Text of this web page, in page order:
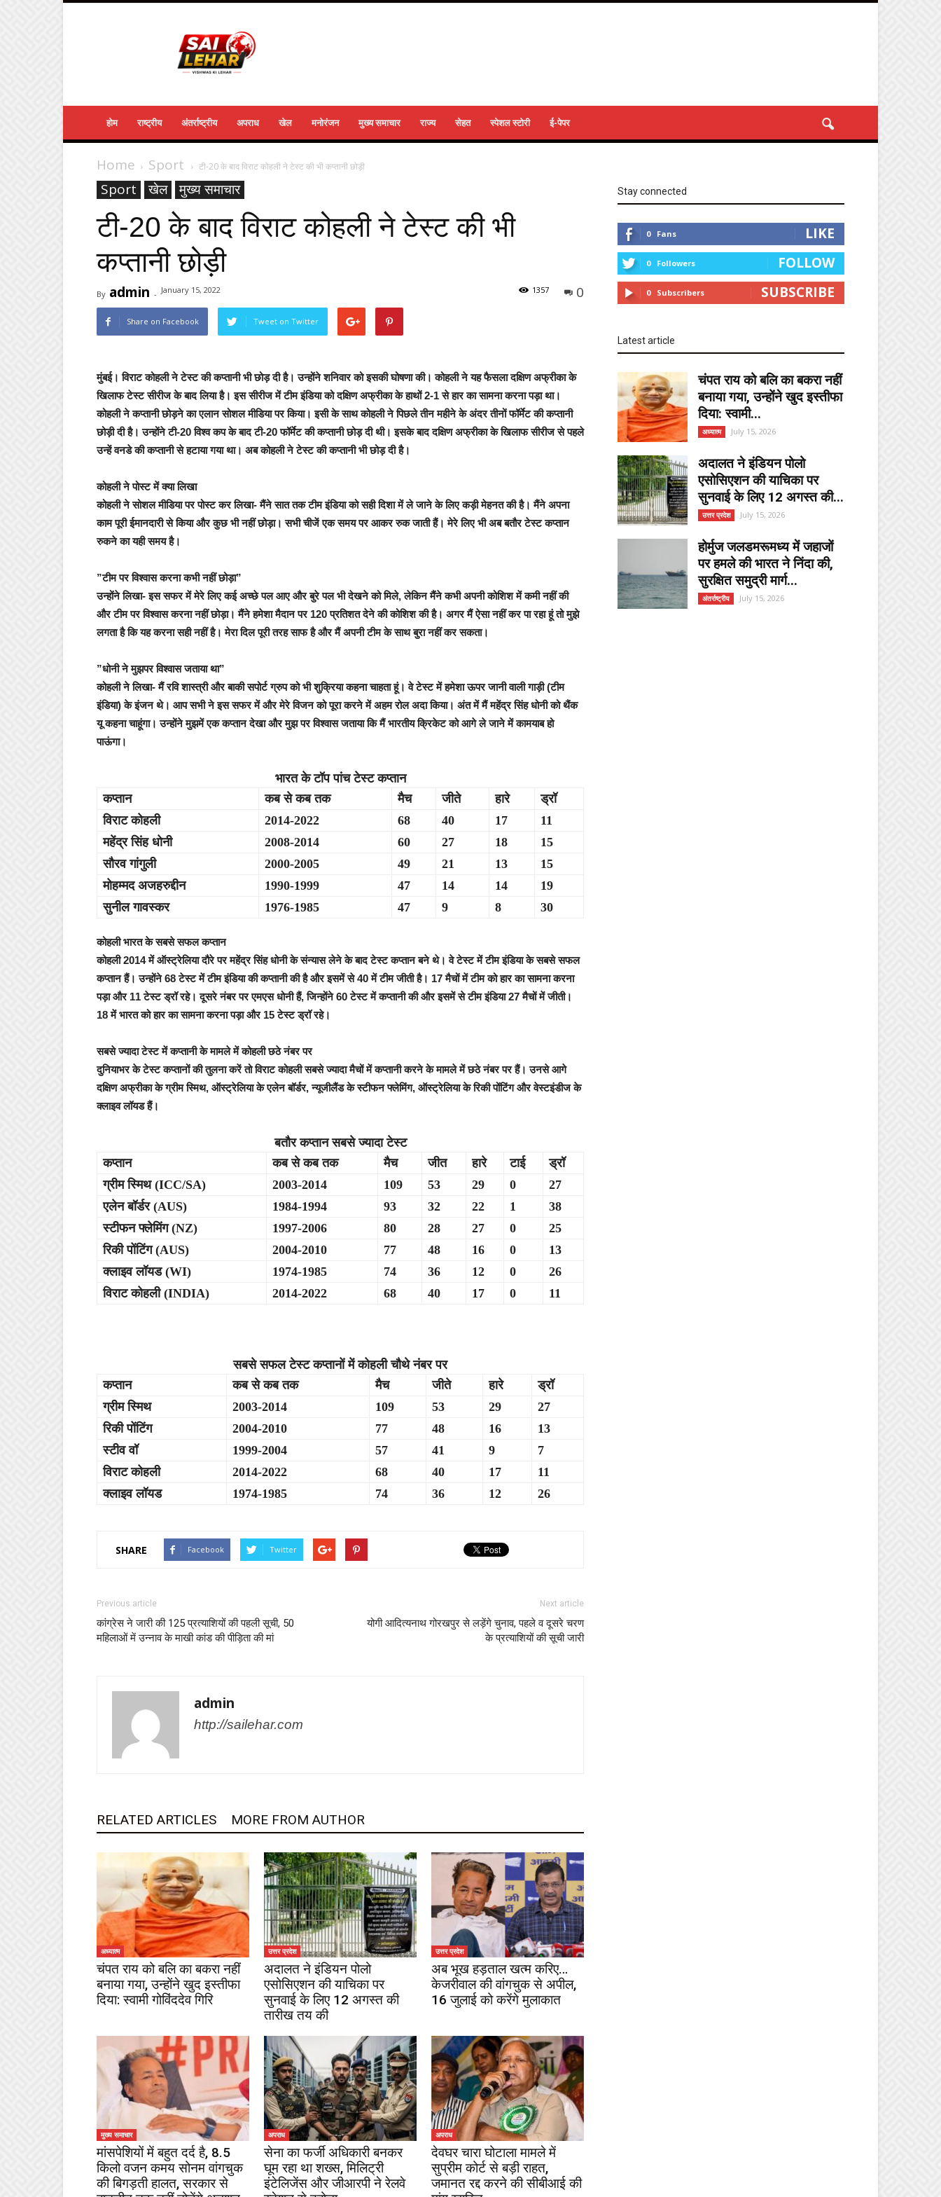
होम राष्ट्रीय अंतर्राष्ट्रीय अपराध खेल मनोरंजन मुख्य समाचार राज्य सेहत स्पेशल स्टोरी ई-पेपर
Home Sport टी-20 के बाद विराट कोहली ने टेस्ट की भी कप्तानी छोड़ी
Sport खेल मुख्य समाचार
टी-20 के बाद विराट कोहली ने टेस्ट की भी
कप्तानी छोड़ी
By admin - January 15, 2022 0
1357
Share on Facebook Tweet on Twitter
मुंबई। विराट कोहली ने टेस्ट की कप्तानी भी छोड़ दी है। उन्होंने शनिवार को इसकी घोषणा की। कोहली ने यह फैसला दक्षिण अफ्रीका के
खिलाफ टेस्ट सीरीज के बाद लिया है। इस सीरीज में टीम इंडिया को दक्षिण अफ्रीका के हाथों 2-1 से हार का सामना करना पड़ा था।
कोहली ने कप्तानी छोड़ने का एलान सोशल मीडिया पर किया। इसी के साथ कोहली ने पिछले तीन महीने के अंदर तीनों फॉर्मेट की कप्तानी
छोड़ी दी है। उन्होंने टी-20 विश्व कप के बाद टी-20 फॉर्मेट की कप्तानी छोड़ दी थी। इसके बाद दक्षिण अफ्रीका के खिलाफ सीरीज से पहले
उन्हें वनडे की कप्तानी से हटाया गया था। अब कोहली ने टेस्ट की कप्तानी भी छोड़ दी है।
कोहली ने पोस्ट में क्या लिखा
कोहली ने सोशल मीडिया पर पोस्ट कर लिखा- मैंने सात तक टीम इंडिया को सही दिशा में ले जाने के लिए कड़ी मेहनत की है। मैंने अपना
काम पूरी ईमानदारी से किया और कुछ भी नहीं छोड़ा। सभी चीजें एक समय पर आकर रुक जाती हैं। मेरे लिए भी अब बतौर टेस्ट कप्तान
रुकने का यही समय है।
”टीम पर विश्वास करना कभी नहीं छोड़ा”
उन्होंने लिखा- इस सफर में मेरे लिए कई अच्छे पल आए और बुरे पल भी देखने को मिले, लेकिन मैंने कभी अपनी कोशिश में कमी नहीं की
और टीम पर विश्वास करना नहीं छोड़ा। मैंने हमेशा मैदान पर 120 प्रतिशत देने की कोशिश की है। अगर मैं ऐसा नहीं कर पा रहा हूं तो मुझे
लगता है कि यह करना सही नहीं है। मेरा दिल पूरी तरह साफ है और मैं अपनी टीम के साथ बुरा नहीं कर सकता।
”धोनी ने मुझपर विश्वास जताया था”
कोहली ने लिखा- मैं रवि शास्त्री और बाकी सपोर्ट ग्रुप को भी शुक्रिया कहना चाहता हूं। वे टेस्ट में हमेशा ऊपर जानी वाली गाड़ी (टीम
इंडिया) के इंजन थे। आप सभी ने इस सफर में और मेरे विजन को पूरा करने में अहम रोल अदा किया। अंत में मैं महेंद्र सिंह धोनी को थैंक
यू कहना चाहूंगा। उन्होंने मुझमें एक कप्तान देखा और मुझ पर विश्वास जताया कि मैं भारतीय क्रिकेट को आगे ले जाने में कामयाब हो
पाऊंगा।
भारत के टॉप पांच टेस्ट कप्तान
कप्तान
कब से कब तक मैच जीते हारे
ड्रॉ
विराट कोहली
2014-2022 68 40 17
11
महेंद्र सिंह धोनी
2008-2014 60 27 18
15
सौरव गांगुली
2000-2005 49 21 13
15
मोहम्मद अजहरुद्दीन
1990-1999 47 14 14
19
सुनील गावस्कर
1976-1985 47 9 8 30
कोहली भारत के सबसे सफल कप्तान
कोहली 2014 में ऑस्ट्रेलिया दौरे पर महेंद्र सिंह धोनी के संन्यास लेने के बाद टेस्ट कप्तान बने थे। वे टेस्ट में टीम इंडिया के सबसे सफल
कप्तान हैं। उन्होंने 68 टेस्ट में टीम इंडिया की कप्तानी की है और इसमें से 40 में टीम जीती है। 17 मैचों में टीम को हार का सामना करना
पड़ा और 11 टेस्ट ड्रॉ रहे। दूसरे नंबर पर एमएस धोनी हैं, जिन्होंने 60 टेस्ट में कप्तानी की और इसमें से टीम इंडिया 27 मैचों में जीती।
18 में भारत को हार का सामना करना पड़ा और 15 टेस्ट ड्रॉ रहे।
सबसे ज्यादा टेस्ट में कप्तानी के मामले में कोहली छठे नंबर पर
दुनियाभर के टेस्ट कप्तानों की तुलना करें तो विराट कोहली सबसे ज्यादा मैचों में कप्तानी करने के मामले में छठे नंबर पर हैं। उनसे आगे
दक्षिण अफ्रीका के ग्रीम स्मिथ, ऑस्ट्रेलिया के एलेन बॉर्डर, न्यूजीलैंड के स्टीफन फ्लेमिंग, ऑस्ट्रेलिया के रिकी पोंटिंग और वेस्टइंडीज के
क्लाइव लॉयड हैं।
बतौर कप्तान सबसे ज्यादा टेस्ट
कप्तान
कब से कब तक मैच जीत हारे टाई
ड्रॉ
ग्रीम स्मिथ (ICC/SA)
2003-2014 109 53 29 0
27
एलेन बॉर्डर (AUS)
1984-1994 93 32 22 1
38
स्टीफन फ्लेमिंग (NZ)
1997-2006 80 28 27 0
25
रिकी पोंटिंग (AUS)
2004-2010 77 48 16 0
13
क्लाइव लॉयड (WI)
1974-1985 74 36 12 0
26
विराट कोहली (INDIA)
2014-2022 68 40 17 0 11
सबसे सफल टेस्ट कप्तानों में कोहली चौथे नंबर पर
कप्तान
कब से कब तक मैच जीते हारे
ड्रॉ
ग्रीम स्मिथ
2003-2014 109 53 29
27
रिकी पोंटिंग
2004-2010 77 48 16
13
स्टीव वॉ
1999-2004 57 41 9
7
विराट कोहली
2014-2022 68 40 17
11
क्लाइव लॉयड
1974-1985 74 36 12 26
SHARE Facebook Twitter
Previous article
कांग्रेस ने जारी की 125 प्रत्याशियों की पहली सूची, 50
महिलाओं में उन्नाव के माखी कांड की पीड़िता की मां
Next article
योगी आदित्यनाथ गोरखपुर से लड़ेंगे चुनाव, पहले व दूसरे चरण
के प्रत्याशियों की सूची जारी
admin
http://sailehar.com
RELATED ARTICLES MORE FROM AUTHOR
अध्यात्म
चंपत राय को बलि का बकरा नहीं
बनाया गया, उन्होंने खुद इस्तीफा
दिया: स्वामी गोविंददेव गिरि
उत्तर प्रदेश
अदालत ने इंडियन पोलो
एसोसिएशन की याचिका पर
सुनवाई के लिए 12 अगस्त की
तारीख तय की
उत्तर प्रदेश
अब भूख हड़ताल खत्म करिए…
केजरीवाल की वांगचुक से अपील,
16 जुलाई को करेंगे मुलाकात
मुख्य समाचार
मांसपेशियों में बहुत दर्द है, 8.5
किलो वजन कमय सोनम वांगचुक
की बिगड़ती हालत, सरकार से
अपराध
सेना का फर्जी अधिकारी बनकर
घूम रहा था शख्स, मिलिट्री
इंटेलिजेंस और जीआरपी ने रेलवे
अपराध
देवघर चारा घोटाला मामले में
सुप्रीम कोर्ट से बड़ी राहत,
जमानत रद्द करने की सीबीआई की
Stay connected
0 Fans LIKE
0 Followers FOLLOW
0 Subscribers SUBSCRIBE
Latest article
चंपत राय को बलि का बकरा नहीं
बनाया गया, उन्होंने खुद इस्तीफा
दिया: स्वामी...
अध्यात्म July 15, 2026
अदालत ने इंडियन पोलो
एसोसिएशन की याचिका पर
सुनवाई के लिए 12 अगस्त की...
उत्तर प्रदेश July 15, 2026
होर्मुज जलडमरूमध्य में जहाजों
पर हमले की भारत ने निंदा की,
सुरक्षित समुद्री मार्ग...
अंतर्राष्ट्रीय July 15, 2026